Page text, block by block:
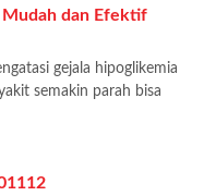
Mudah dan Efektif
gejala hipoglikemia
semakin parah bisa
1112